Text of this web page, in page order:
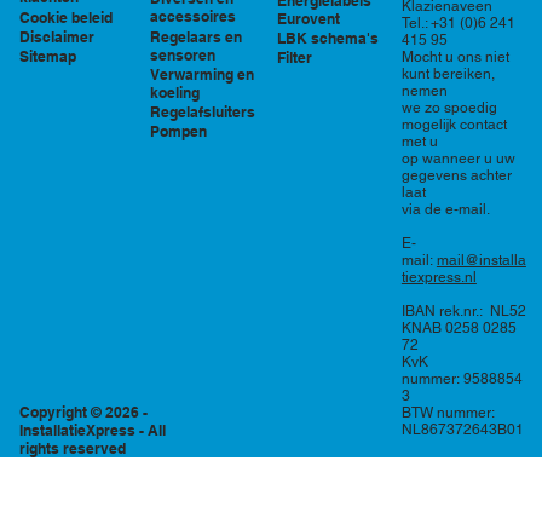
Cookie beleid
Disclaimer
Sitemap
Copyright © 2026 -
InstallatieXpress - All
rights reserved
accessoires
Regelaars en
sensoren
Verwarming en
koeling
Regelafsluiters
Pompen
Eurovent
LBK schema's
Filter
Klazienaveen
Tel.: +31 (0)6 241
415 95
Mocht u ons niet
kunt bereiken,
nemen
we zo spoedig
mogelijk contact
met u
op wanneer u uw
gegevens achter
laat
via de e-mail.
E-
mail: mail@installa
tiexpress.nl
IBAN rek.nr.: NL52
KNAB 0258 0285
72
KvK
nummer: 9588854
3
BTW nummer:
NL867372643B01